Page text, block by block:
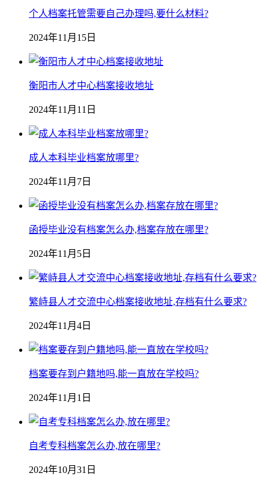
个人档案托管需要自己办理吗,要什么材料?
2024年11月15日
衡阳市人才中心档案接收地址
2024年11月11日
成人本科毕业档案放哪里?
2024年11月7日
函授毕业没有档案怎么办,档案存放在哪里?
2024年11月5日
繁峙县人才交流中心档案接收地址,存档有什么要求?
2024年11月4日
档案要存到户籍地吗,能一直放在学校吗?
2024年11月1日
自考专科档案怎么办,放在哪里?
2024年10月31日